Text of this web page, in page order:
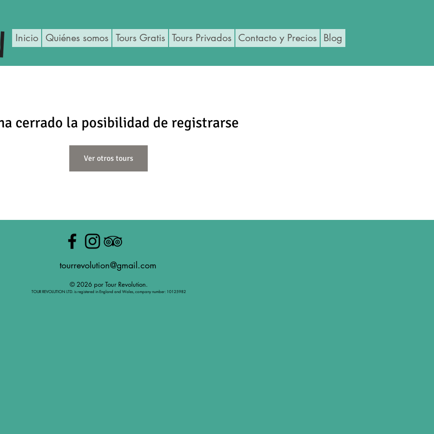
Inicio Quiénes somos Tours Gratis Tours Privados Contacto y Precios Blog
cerrado la posibilidad de registrarse
Ver otros tours
tourrevolution@gmail.com
© 2026 por Tour Revolution.
TOUR REVOLUTION LTD. is registered in England and Wales, company number: 10125982